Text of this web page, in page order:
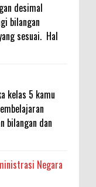
desimal
bilangan
sesuai. Hal
kelas 5 kamu
bilangan dan
Negara